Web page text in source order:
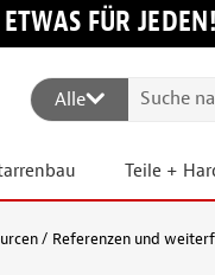
ETWAS FÜR JEDEN!
Alle
Teile +
Referenzen und